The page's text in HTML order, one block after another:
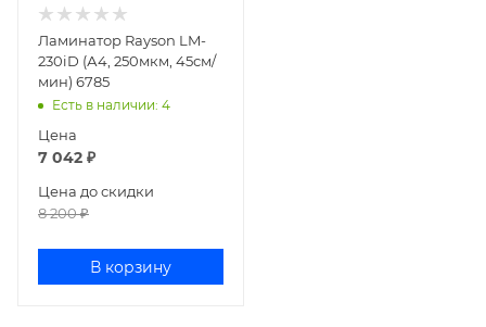
Ламинатор Rayson LM-
230iD (А4, 250мкм, 45см/
мин) 6785
Есть в наличии: 4
Цена
7 042 ₽
Цена до скидки
8 200₽
В корзину